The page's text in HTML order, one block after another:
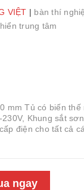
VIỆT | bàn thí
trung tâm
mm Tủ có biến thế
Khung sắt
điện cho tất cả
ngay